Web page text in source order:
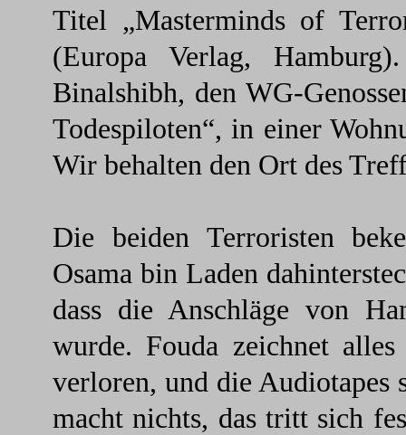
Titel „Masterminds of
(Europa Verlag,
Binalshibh, den WG-
Todespiloten“, in einer
Wir behalten den Ort des
Die beiden Terroristen
Osama bin Laden
dass die Anschläge von
wurde. Fouda zeichnet
verloren, und die Audiotapes
macht nichts, das tritt sich